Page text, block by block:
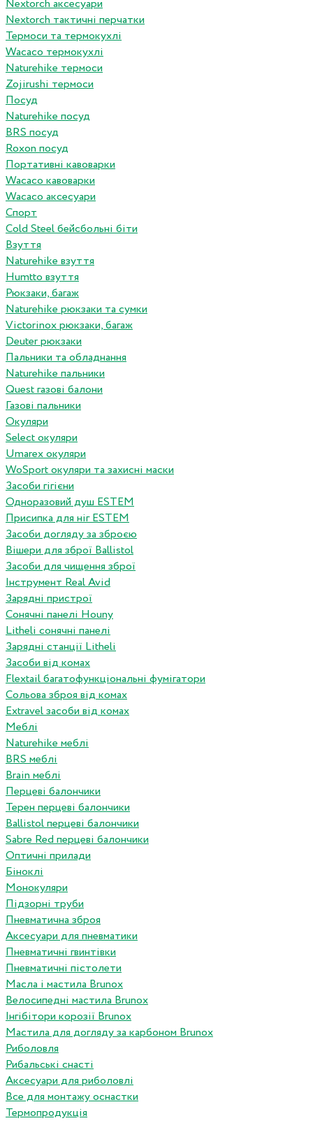
Nextorch аксесуари
Nextorch тактичні перчатки
Термоси та термокухлі
Wacaco термокухлі
Naturehike термоси
Zojirushi термоси
Посуд
Naturehike посуд
BRS посуд
Roxon посуд
Портативні кавоварки
Wacaco кавоварки
Wacaco аксесуари
Спорт
Cold Steel бейсбольні біти
Взуття
Naturehike взуття
Humtto взуття
Рюкзаки, багаж
Naturehike рюкзаки та сумки
Victorinox рюкзаки, багаж
Deuter рюкзаки
Пальники та обладнання
Naturehike пальники
Quest газові балони
Газові пальники
Окуляри
Select окуляри
Umarex окуляри
WoSport окуляри та захисні маски
Засоби гігієни
Одноразовий душ ESTEM
Присипка для ніг ESTEM
Засоби догляду за зброєю
Вішери для зброї Ballistol
Засоби для чищення зброї
Інструмент Real Avid
Зарядні пристрої
Сонячні панелі Houny
Litheli сонячні панелі
Зарядні станції Litheli
Засоби від комах
Flextail багатофункціональні фумігатори
Сольова зброя від комах
Extravel засоби від комах
Меблі
Naturehike меблі
BRS меблі
Brain меблі
Перцеві балончики
Терен перцеві балончики
Ballistol перцеві балончики
Sabre Red перцеві балончики
Оптичні прилади
Біноклі
Монокуляри
Підзорні труби
Пневматична зброя
Аксесуари для пневматики
Пневматичні гвинтівки
Пневматичні пістолети
Масла і мастила Brunox
Велосипедні мастила Brunox
Інгібітори корозії Brunox
Мастила для догляду за карбоном Brunox
Риболовля
Рибальські снасті
Аксесуари для риболовлі
Все для монтажу оснастки
Термопродукція